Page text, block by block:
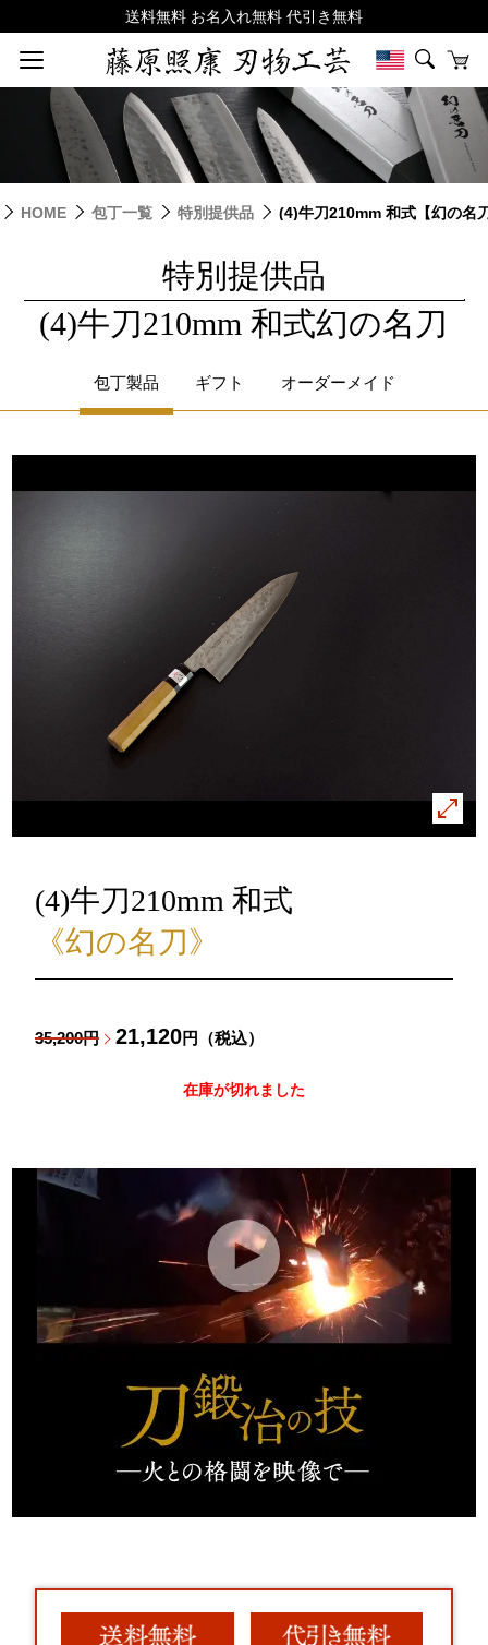
HOME 包丁一覧 特別提供品 (4)牛刀210mm 和式【幻の名
特別提供品
(4)牛刀210mm 和式幻の名刀
包丁製品 ギフト オーダーメイド
(4)牛刀210mm 和式
《幻の名刀》
35,200円 21,120円（税込）
在庫が切れました